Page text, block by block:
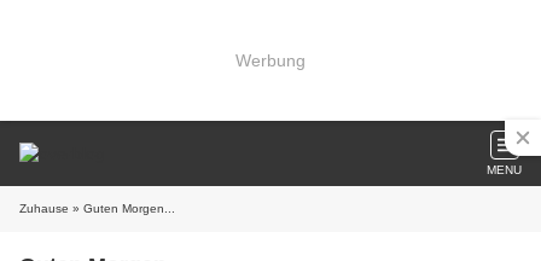
Werbung
MENU
Zuhause » Guten Morgen...